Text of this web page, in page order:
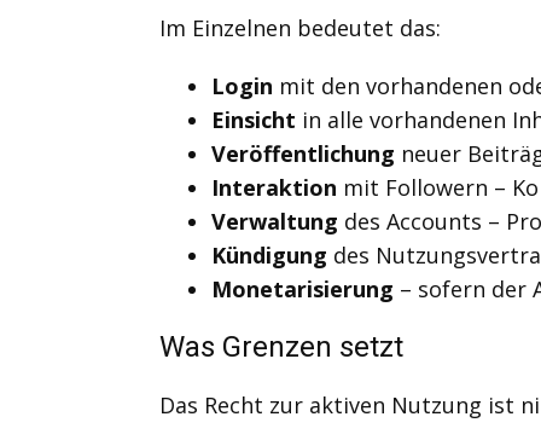
Im Einzelnen bedeutet das:
Login mit den vorhandenen
Einsicht in alle vorhandenen
Veröffentlichung neuer
Interaktion mit Followern –
Verwaltung des Accounts –
Kündigung des
Monetarisierung – sofern der
Was Grenzen setzt
Das Recht zur aktiven Nutzung ist